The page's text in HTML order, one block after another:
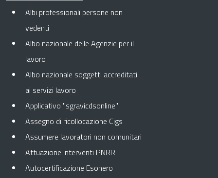
Albi professionali persone non
vedenti
Albo nazionale delle Agenzie per il
lavoro
Albo nazionale soggetti accreditati
ai servizi lavoro
Applicativo "sgravicdsonline"
Assegno di ricollocazione Cigs
Assumere lavoratori non comunitari
Attuazione Interventi PNRR
Autocertificazione Esonero